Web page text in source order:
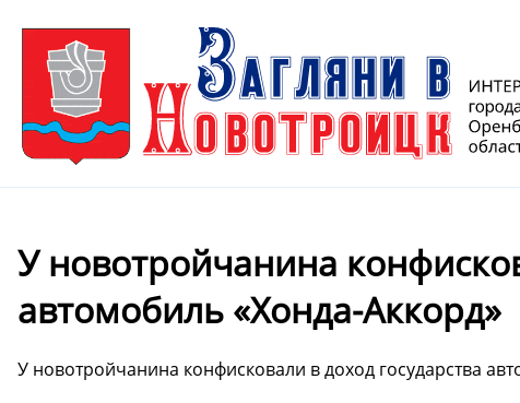
У новотройчанина
автомобиль «Хонда-Аккорд»
У новотройчанина конфисковали в доход государства